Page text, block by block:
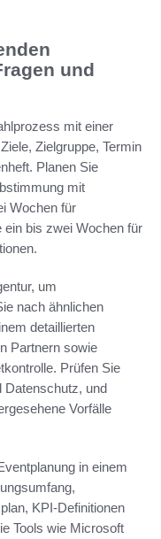
und
mit einer
Zielgruppe, Termin
Planen Sie
mit
Wochen für
bis zwei Wochen für
um
nach ähnlichen
detaillierten
Partnern sowie
Prüfen Sie
Datenschutz, und
Vorfälle
in einem
KPI-Definitionen
Tools wie Microsoft